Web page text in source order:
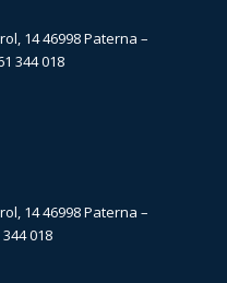
14 46998 Paterna –
344 018
14 46998 Paterna –
018